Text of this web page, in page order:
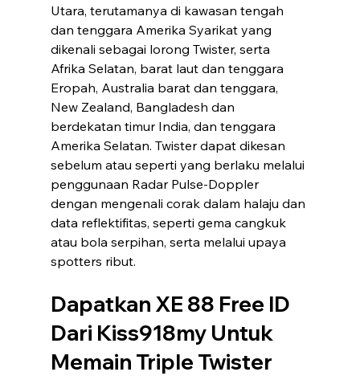
Utara, terutamanya di kawasan tengah
dan tenggara Amerika Syarikat yang
dikenali sebagai lorong Twister, serta
Afrika Selatan, barat laut dan tenggara
Eropah, Australia barat dan tenggara,
New Zealand, Bangladesh dan
berdekatan timur India, dan tenggara
Amerika Selatan. Twister dapat dikesan
sebelum atau seperti yang berlaku melalui
penggunaan Radar Pulse-Doppler
dengan mengenali corak dalam halaju dan
data reflektifitas, seperti gema cangkuk
atau bola serpihan, serta melalui upaya
spotters ribut.
Dapatkan XE 88 Free ID
Dari Kiss918my Untuk
Memain Triple Twister